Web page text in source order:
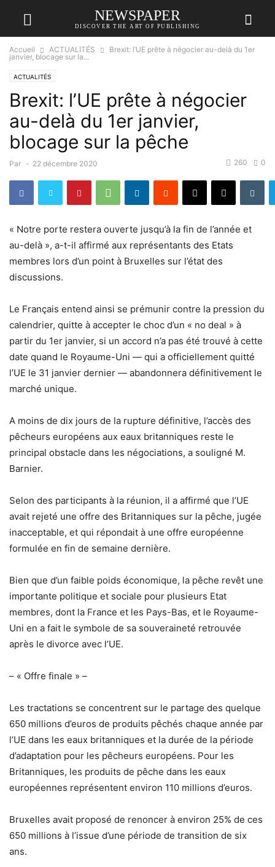
NEWSPAPER
DISCOVER THE ART OF PUBLISHING
Accueil ACTUALITÉS
Brexit: l’UE prête à négocier au-delà du 1er
janvier, blocage sur la...
ACTUALITÉS
Brexit: l’UE prête à négocier
au-delà du 1er janvier,
blocage sur la pêche
Par - 22 décembre 2020 0
260
« Notre porte restera ouverte jusqu’à la fin de l’année et
au-delà », a-t-il affirmé aux représentants des Etats
membres lors d’un point à Bruxelles sur l’état des
discussions.
Le Français entend ainsi se prémunir contre la pression du
calendrier, quitte à accepter le choc d’un « no deal » à
partir du 1er janvier, si un accord n’a pas été trouvé à cette
date quand le Royaume-Uni — qui a officiellement quitté
l’UE le 31 janvier dernier — abandonnera définitivement le
marché unique.
A moins de dix jours de la rupture définitive, l’accès des
pêcheurs européens aux eaux britanniques reste le
principal obstacle dans les négociations, a souligné M.
Barnier.
Selon des participants à la réunion, il a affirmé que l’UE
avait rejeté une offre des Britanniques sur la pêche, jugée
inacceptable, et qui répondait à une offre européenne
formulée en fin de semaine dernière.
Bien que d’un faible poids économique, la pêche revêt une
importante politique et sociale pour plusieurs Etat
membres, dont la France et les Pays-Bas, et le Royaume-
Uni en a fait le symbole de sa souveraineté retrouvée
après le divorce avec l’UE.
– « Offre finale » –
Les tractations se concentrent sur le partage des quelque
650 millions d’euros de produits pêchés chaque année par
l’UE dans les eaux britanniques et la durée de la période
d’adaptation pour les pêcheurs européens. Pour les
Britanniques, les produits de pêche dans les eaux
européennes représentent environ 110 millions d’euros.
Bruxelles avait proposé de renoncer à environ 25% de ces
650 millions à l’issue d’une période de transition de six
ans.